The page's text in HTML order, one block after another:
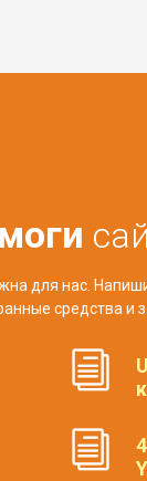
для нас.
средства и